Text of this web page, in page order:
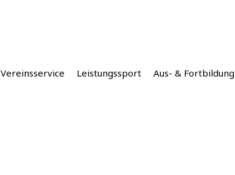
Vereinsservice Leistungssport Aus- & Fortbildung